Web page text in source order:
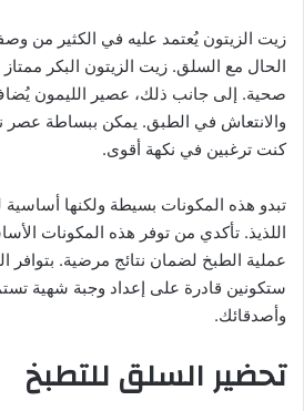
زيت الزيتون يُعتمد عليه في الكثير من
الحال مع السلق. زيت الزيتون البكر ممتاز
صحية. إلى جانب ذلك، عصير الليمون
والانتعاش في الطبق. يمكن ببساطة عصر
كنت ترغبين في نكهة أقوى.
تبدو هذه المكونات بسيطة ولكنها
اللذيذ. تأكدي من توفر هذه المكونات
عملية الطبخ لضمان نتائج مرضية. بتوافر
ستكونين قادرة على إعداد وجبة شهية
وأصدقائك.
تحضير السلق للتطبخ